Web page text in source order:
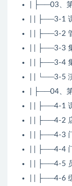
| ├──03、
| | ├──3-1
| | ├──3-2
| | ├──3-3
| | ├──3-4
| | └──3-5
| ├──04、
| | ├──4-1
| | ├──4-2
| | ├──4-3
| | ├──4-4
| | ├──4-5
| | ├──4-6